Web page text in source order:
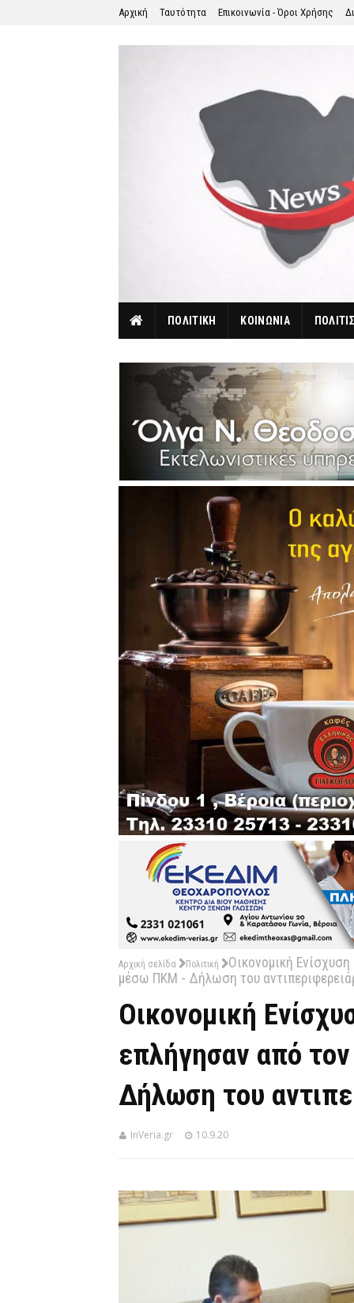
Αρχική Ταυτότητα Επικοινωνία - Όροι Χρήσης
ΠΟΛΙΤΙΚΗ ΚΟΙΝΩΝΙΑ
Αρχική σελίδα Πολιτική
Οικονομική
μέσω ΠΚΜ - Δήλωση του
Οικονομική
επλήγησαν από
Δήλωση του
InVeria.gr 10.9.20